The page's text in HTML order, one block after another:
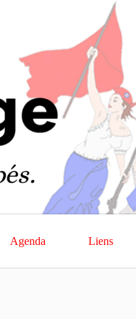
Agenda Liens